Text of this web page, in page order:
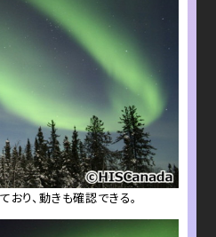
おり、動きも確認できる。